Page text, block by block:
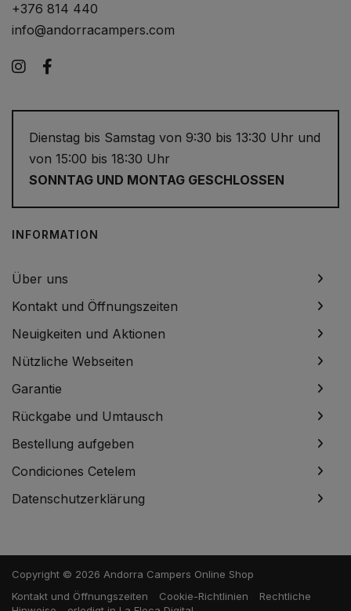
+376 814 440
info@andorracampers.com
Instagram
Dienstag bis Samstag von 9:30 bis 13:30 Uhr und
von 15:00 bis 18:30 Uhr
SONNTAG UND MONTAG GESCHLOSSEN
INFORMATION
Über uns
Kontakt und Öffnungszeiten
Neuigkeiten und Aktionen
Nützliche Webseiten
Garantie
Rückgabe und Umtausch
Bestellung aufgeben
Condiciones Cetelem
Datenschutzerklärung
Copyright © 2026 Andorra Campers Online Shop
Kontakt und Öffnungszeiten
Cookie-Richtlinien
Rechtliche